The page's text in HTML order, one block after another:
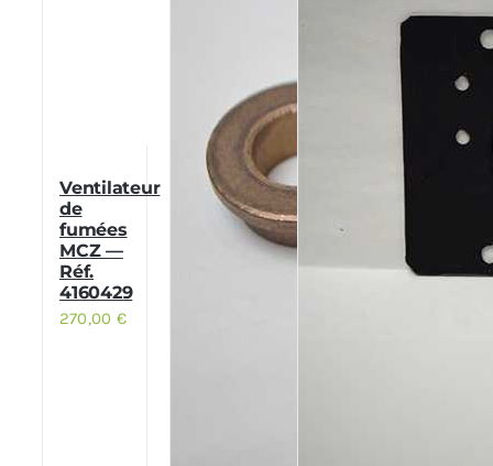
Ventilateur
de
fumées
MCZ —
Réf.
4160429
270,00 €